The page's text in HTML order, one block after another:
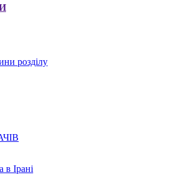
розділу
в Ірані